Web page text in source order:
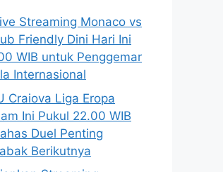
Streaming Monaco vs
Friendly Dini Hari Ini
WIB untuk Penggemar
Internasional
Craiova Liga Eropa
Ini Pukul 22.00 WIB
Duel Penting
Berikutnya